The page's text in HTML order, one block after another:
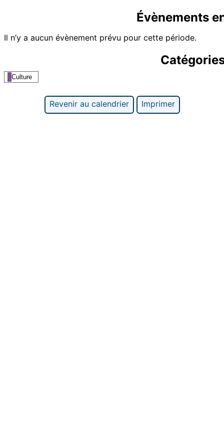
Évènements
Il n’y a aucun évènement prévu pour cette période.
Culture
Revenir au calendrier Imprimer